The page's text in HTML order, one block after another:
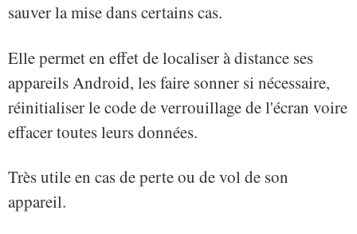
sauver la mise dans certains cas.
Elle permet en effet de localiser à distance ses
appareils Android, les faire sonner si nécessaire,
réinitialiser le code de verrouillage de l'écran voire
effacer toutes leurs données.
Très utile en cas de perte ou de vol de son
appareil.